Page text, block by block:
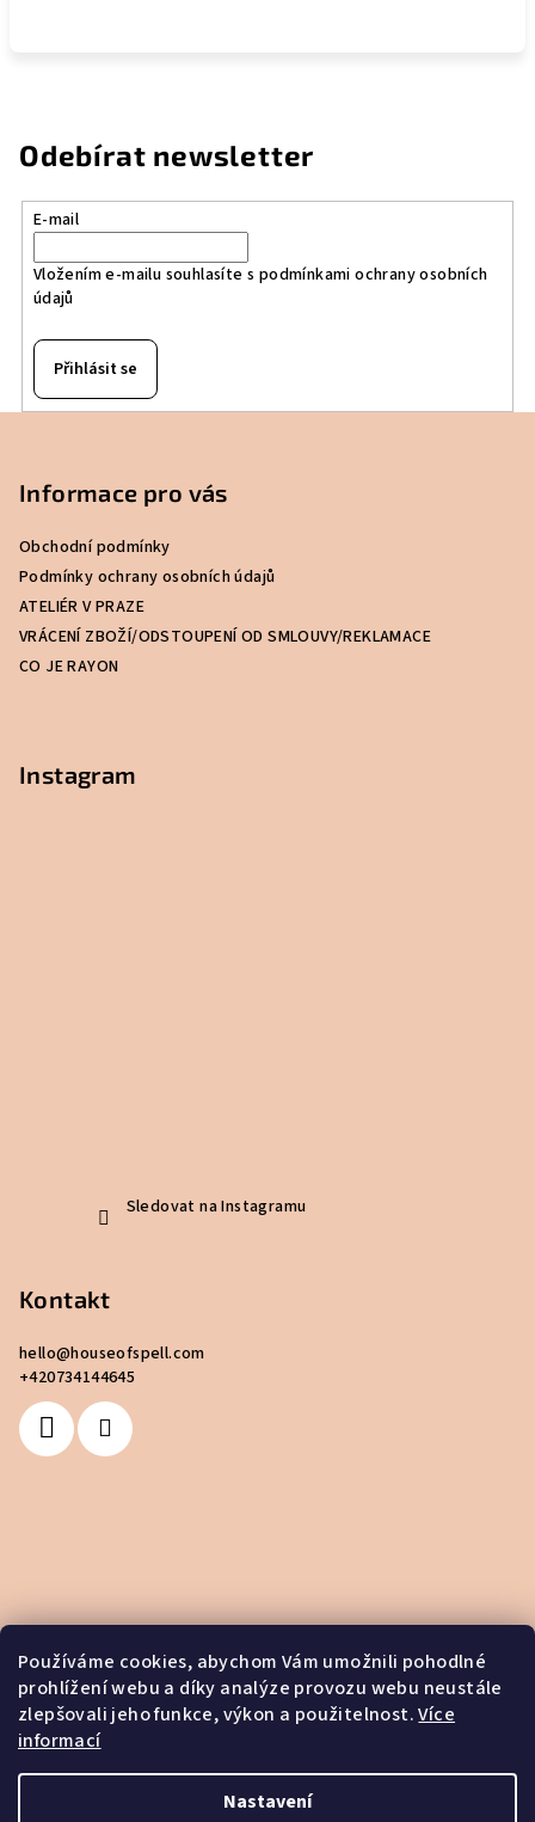
Používáme cookies, abychom Vám umožnili pohodlné
prohlížení webu a díky analýze provozu webu neustále
zlepšovali jeho funkce, výkon a použitelnost.Více
informací
Nastavení
Odebírat newsletter
E-mail
Vložením e-mailu souhlasíte s podmínkami ochrany osobních
údajů
Přihlásit se
Informace pro vás
Obchodní podmínky
Podmínky ochrany osobních údajů
ATELIÉR V PRAZE
VRÁCENÍ ZBOŽÍ/ODSTOUPENÍ OD SMLOUVY/REKLAMACE
CO JE RAYON
Instagram
Sledovat na Instagramu
Kontakt
hello@houseofspell.com
+420734144645